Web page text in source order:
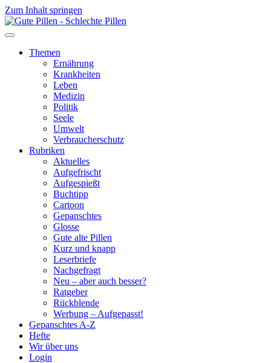
Zum Inhalt springen
Themen
Ernährung
Krankheiten
Leben
Medizin
Politik
Seele
Umwelt
Verbraucherschutz
Rubriken
Aktuelles
Aufgefrischt
Aufgespießt
Buchtipp
Cartoon
Gepanschtes
Glosse
Gute alte Pillen
Kurz und knapp
Leserbriefe
Nachgefragt
Neu – aber auch besser?
Ratgeber
Rückblende
Werbung – Aufgepasst!
Gepanschtes A-Z
Hefte
Wir über uns
Login